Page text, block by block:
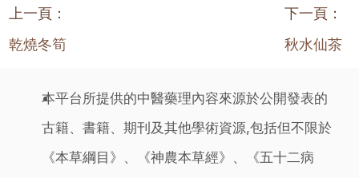
上一頁：
乾燒冬筍
下一頁：
秋水仙茶
本平台所提供的中醫藥理內容來源於公開發表的
古籍、書籍、期刊及其他學術資源,包括但不限於
《本草綱目》、《神農本草經》、《五十二病